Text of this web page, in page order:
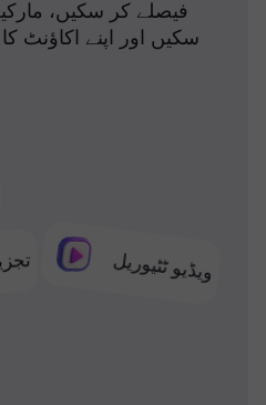
ویڈیو ٹٹیوریل
فیصلے کر سکیں،
سکیں اور اپنے اکاؤنٹ